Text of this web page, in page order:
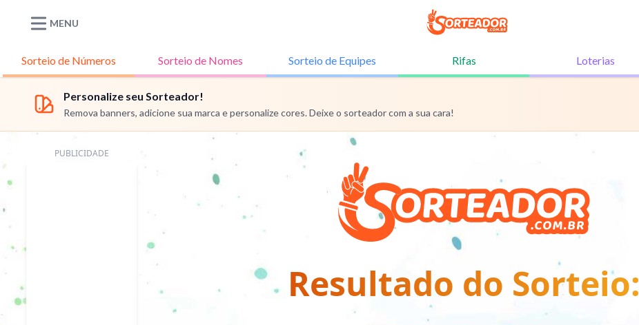
MENU
Sorteio deNúmeros Sorteio deNomes Sorteio deEquipes Rifas Loterias
Personalize seu Sorteador!
Remova banners, adicione sua marca e personalize cores. Deixe o sorteador com a sua cara!
PUBLICIDADE
Resultado do Sorteio: